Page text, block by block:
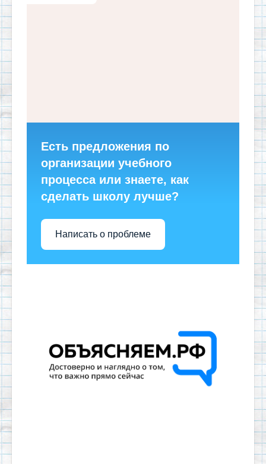
Есть предложения по
организации учебного
процесса или знаете, как
сделать школу лучше?
Написать о проблеме